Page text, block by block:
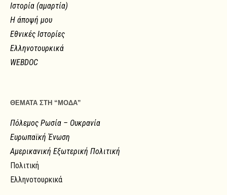
Ιστορία (αμαρτία)
Η άποψή μου
Εθνικές Ιστορίες
Ελληνοτουρκικά
WEBDOC
ΘΕΜΑΤΑ ΣΤΗ “ΜΟΔΑ”
Πόλεμος Ρωσία – Ουκρανία
Ευρωπαϊκή Ένωση
Αμερικανική Εξωτερική Πολιτική
Πολιτική
Ελληνοτουρκικά